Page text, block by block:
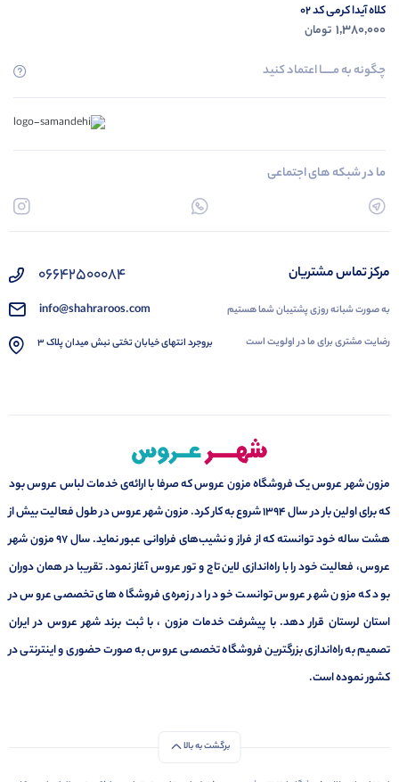
کلاه آیدا کرمی کد 02
1,380,000 تومان
چگونه به مــــــا اعتماد کنید
ما در شبکه های اجتماعی
مرکز تماس مشتریان
به صورت شبانه روزی پشتیبان شما هستیم
رضایت مشتری برای ما در اولویت است
۰۶۶۴۲۵۰۰۰۸۴
info@shahraroos.com
بروجرد انتهای خیابان تختی نبش میدان پلاک 3
مزون شهر عروس یک فروشگاه مزون عروس که صرفا با ارائه‌ی خدمات لباس عروس بود
که برای اولین بار در سال 1394 شروع به کار کرد. مزون شهر عروس در طول فعالیت بیش از
هشت ساله خود توانسته که از فراز و نشیب‌های فراوانی عبور نماید. سال ۹۷ مزون شهر
عروس، فعالیت خود را با راه‌اندازی لاین تاج و تور عروس آغاز نمود. تقریبا در همان دوران
بود که مزون شهر عروس توانست خود را در زمره‌ی فروشگاه های تخصصی عروس در
استان لرستان قرار دهد. با پیشرفت خدمات مزون ، با ثبت برند شهر عروس در ایران
تصمیم به راه‌اندازی بزرگترین فروشگاه تخصصی عروس به صورت حضوری و اینترنتی در
کشور نموده است.
برگشت به بالا